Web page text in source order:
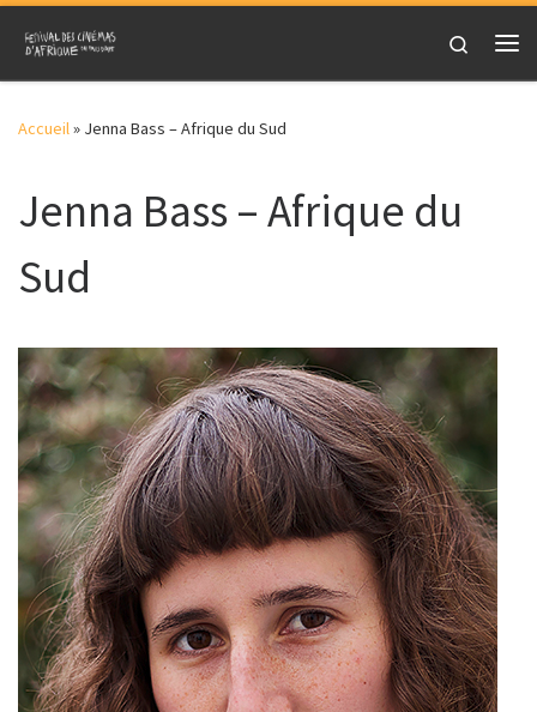
Skip to content
Search
Accueil» Jenna Bass – Afrique du Sud
Jenna Bass – Afrique du
Sud